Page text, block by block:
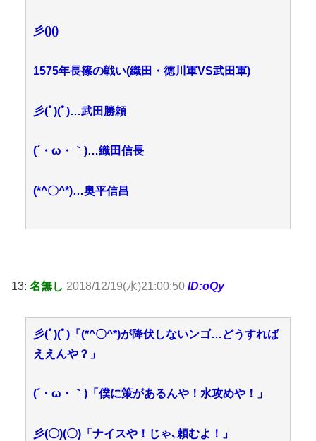
彡()()
1575年長篠の戦い(織田・徳川軍VS武田軍)
彡(ﾟ)(ﾟ)…武田勝頼
(´・ω・｀)…織田信長
(*^〇^*)…奥平信昌
13: 名無し 2018/12/19(水)21:00:50 ID:oQy
彡(ﾟ)(ﾟ)「(*^〇^*)が降伏しないンゴ…どうすれば
ええんや？」
(´・ω・｀)「僕に策があるんや！水攻めや！」
彡(〇)(〇)「ナイスや！じゃ､頼むよ！」